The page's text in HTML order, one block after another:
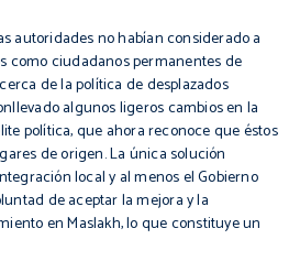
autoridades no habían considerado a
como ciudadanos permanentes de
de la política de desplazados
algunos ligeros cambios en la
política, que ahora reconoce que éstos
de origen. La única solución
local y al menos el Gobierno
de aceptar la mejora y la
enMaslakh, lo que constituye un